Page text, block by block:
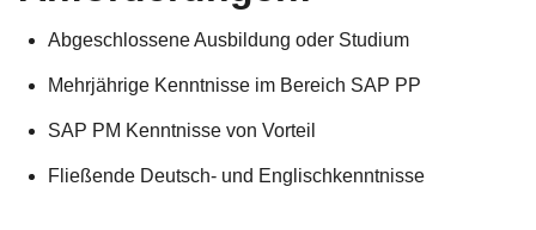
Abgeschlossene Ausbildung oder Studium
Mehrjährige Kenntnisse im Bereich SAP PP
SAP PM Kenntnisse von Vorteil
Fließende Deutsch- und Englischkenntnisse